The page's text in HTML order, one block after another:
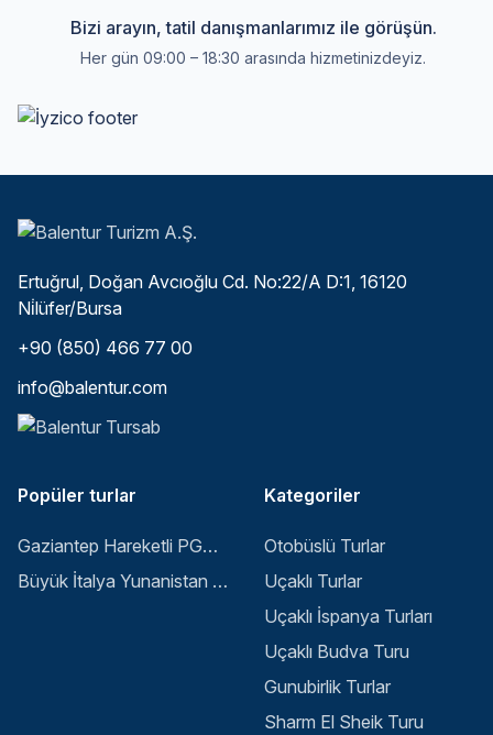
Bizi arayın, tatil danışmanlarımız ile görüşün.
Her gün 09:00 – 18:30 arasında hizmetinizdeyiz.
Ertuğrul, Doğan Avcıoğlu Cd. No:22/A D:1, 16120
Ni̇lüfer/Bursa
+90 (850) 466 77 00
info@balentur.com
Popüler turlar
Gaziantep Hareketli PGS ile Buyuk Balkan 6 Gece 8 Gun Vizesiz SKP-SKP
Büyük İtalya Yunanistan Balkan Turu - İstanbul
Kategoriler
Otobüslü Turlar
Uçaklı Turlar
Uçaklı İspanya Turları
Uçaklı Budva Turu
Gunubirlik Turlar
Sharm El Sheik Turu